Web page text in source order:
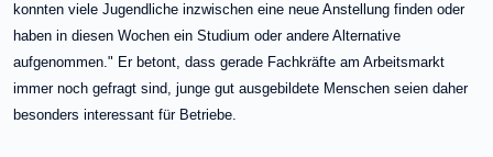
konnten viele Jugendliche inzwischen eine neue Anstellung finden oder
haben in diesen Wochen ein Studium oder andere Alternative
aufgenommen." Er betont, dass gerade Fachkräfte am Arbeitsmarkt
immer noch gefragt sind, junge gut ausgebildete Menschen seien daher
besonders interessant für Betriebe.